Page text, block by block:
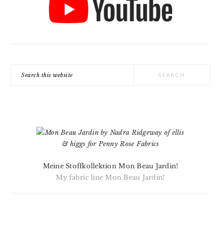
Meine Stoffkollektion Mon Beau Jardin!
My fabric line Mon Beau Jardin!